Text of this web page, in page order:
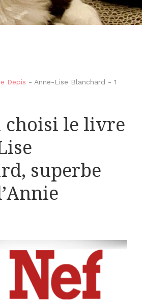
Depis - Anne-Lise Blanchard - 1
choisi le livre
superbe